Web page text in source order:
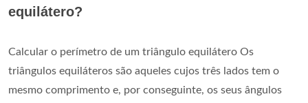
equilátero?
Calcular o perímetro de um triângulo equilátero Os
triângulos equiláteros são aqueles cujos três lados tem o
mesmo comprimento e, por conseguinte, os seus ângulos